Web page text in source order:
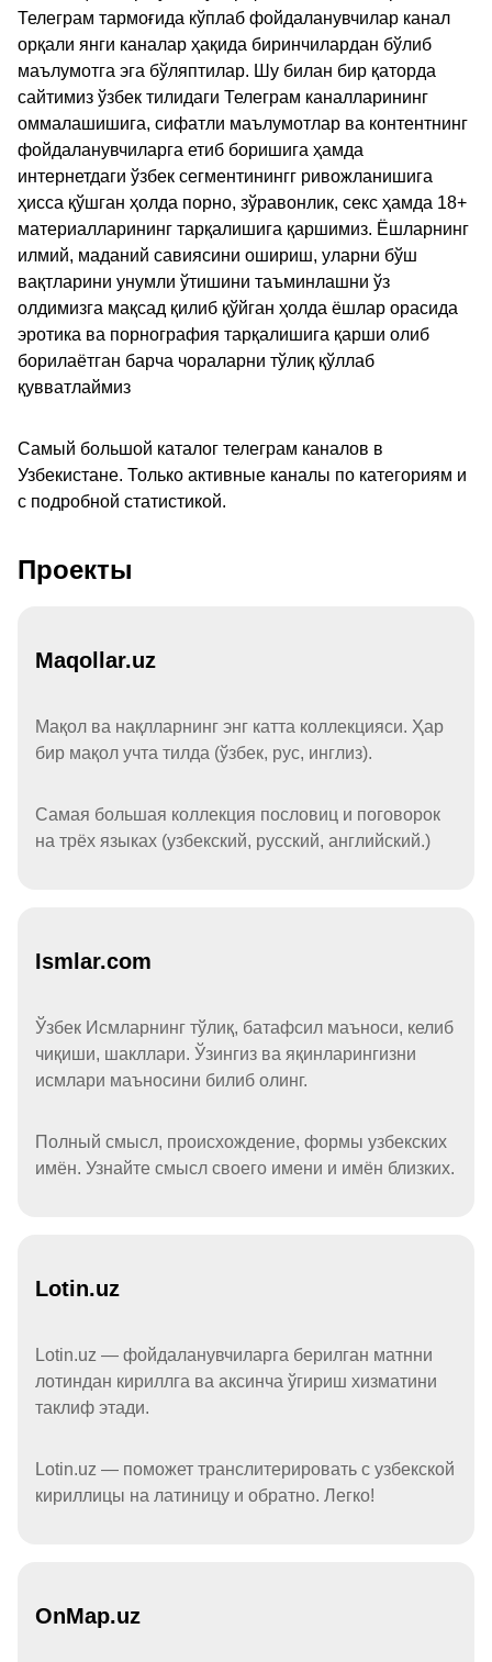
Телеграм тармоғида кўплаб фойдаланувчилар канал
орқали янги каналар ҳақида биринчилардан бўлиб
маълумотга эга бўляптилар. Шу билан бир қаторда
сайтимиз ўзбек тилидаги Телеграм каналларининг
оммалашишига, сифатли маълумотлар ва контентнинг
фойдаланувчиларга етиб боришига ҳамда
интернетдаги ўзбек сегментинингг ривожланишига
ҳисса қўшган ҳолда порно, зўравонлик, секс ҳамда 18+
материалларининг тарқалишига қаршимиз. Ёшларнинг
илмий, маданий савиясини ошириш, уларни бўш
вақтларини унумли ўтишини таъминлашни ўз
олдимизга мақсад қилиб қўйган ҳолда ёшлар орасида
эротика ва порнография тарқалишига қарши олиб
борилаётган барча чораларни тўлиқ қўллаб
қувватлаймиз
Самый большой каталог телеграм каналов в
Узбекистане. Только активные каналы по категориям и
с подробной статистикой.
Проекты
Maqollar.uz
Мақол ва нақлларнинг энг катта коллекцияси. Ҳар
бир мақол учта тилда (ўзбек, рус, инглиз).
Самая большая коллекция пословиц и поговорок
на трёх языках (узбекский, русский, английский.)
Ismlar.com
Ўзбек Исмларнинг тўлиқ, батафсил маъноси, келиб
чиқиши, шакллари. Ўзингиз ва яқинларингизни
исмлари маъносини билиб олинг.
Полный смысл, происхождение, формы узбекских
имён. Узнайте смысл своего имени и имён близких.
Lotin.uz
Lotin.uz — фойдаланувчиларга берилган матнни
лотиндан кириллга ва аксинча ўгириш хизматини
таклиф этади.
Lotin.uz — поможет транслитерировать с узбекской
кириллицы на латиницу и обратно. Легко!
OnMap.uz